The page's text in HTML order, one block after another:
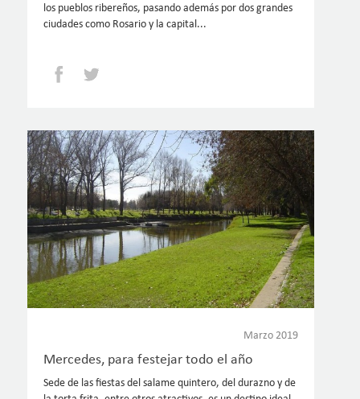
los pueblos ribereños, pasando además por dos grandes
ciudades como Rosario y la capital...
Facebook
Marzo 2019
Mercedes, para festejar todo el año
Sede de las fiestas del salame quintero, del durazno y de